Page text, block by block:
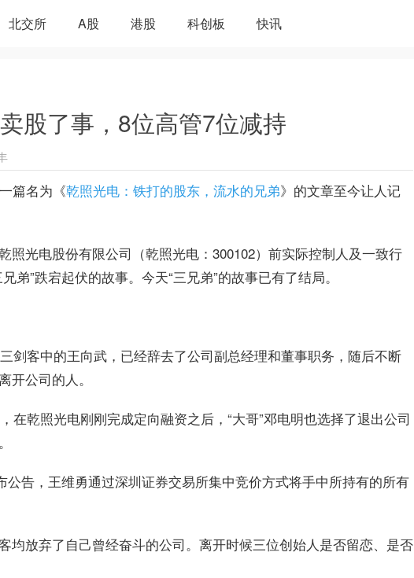
北交所 A股 港股 科创板 快讯
股了事，8位高管7位减持
篇名为《乾照光电：铁打的股东，流水的兄弟》的文章至今让人记
照光电股份有限公司（乾照光电：300102）前实际控制人及一致行
弟”跌宕起伏的故事。今天“三兄弟”的故事已有了结局。
剑客中的王向武，已经辞去了公司副总经理和董事职务，随后不断
开公司的人。
在乾照光电刚刚完成定向融资之后，“大哥”邓电明也选择了退出公司
公告，王维勇通过深圳证券交易所集中竞价方式将手中所持有的所有
均放弃了自己曾经奋斗的公司。离开时候三位创始人是否留恋、是否